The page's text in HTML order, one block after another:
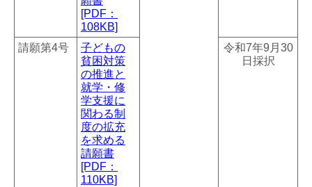
[PDF：
108KB]
請願第4号
子どもの
貧困対策
の推進と
就学・修
学支援に
関わる制
度の拡充
を求める
請願書
[PDF：
110KB]
令和7年9月30
日採択